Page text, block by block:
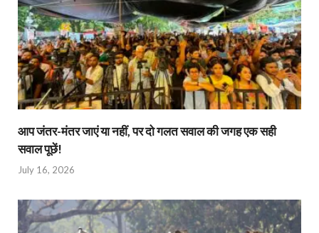
आप जंतर-मंतर जाएं या नहीं, पर दो गलत सवाल की जगह एक सही
सवाल पूछें!
July 16, 2026